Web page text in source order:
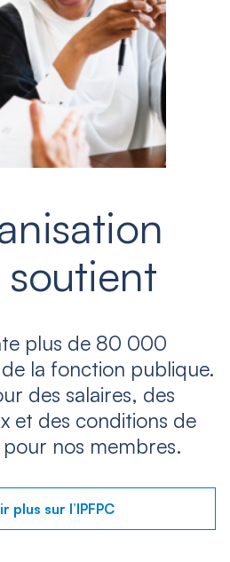
plus de 80 000
de la fonction publique.
des salaires, des
et des conditions de
nos membres.
plus sur l’IPFPC